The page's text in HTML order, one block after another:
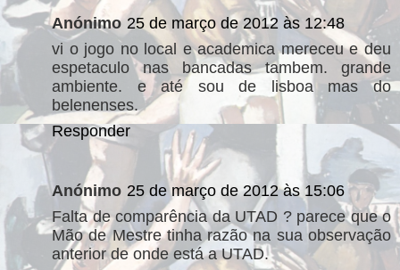
Anónimo 25 de março de 2012 às 12:48
vi o jogo no local e academica mereceu e deu
espetaculo nas bancadas tambem. grande
ambiente. e até sou de lisboa mas do
belenenses.
Responder
Anónimo 25 de março de 2012 às 15:06
Falta de comparência da UTAD ? parece que o
Mão de Mestre tinha razão na sua observação
anterior de onde está a UTAD.